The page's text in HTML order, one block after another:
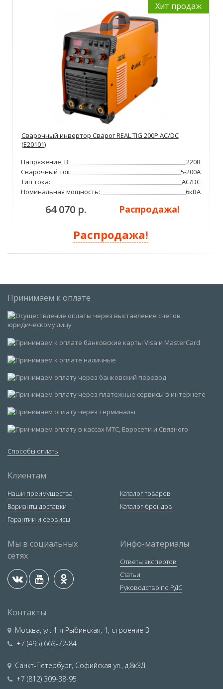
Хит продаж
Сварочный инвертор Сварог REAL TIG 200P AC/DC
(E20101)
Напряжение, В:
220В
Сварочный ток:
5-200А
Тип тока:
AC/DC
Номинальная мощность:
6кВА
64 070 р. Распродажа!
Распродажа!
Принимаем к оплате
Способы оплаты
Клиентам
Наши преимущества
Варианты доставки
Гарантии и сервисы
Каталог товаров
Каталог брендов
Мы в социальных
сетях
Инфо-материалы
Ответы экспертов
Статьи
Руководство по РДС
Контакты
Москва, ул. 1-я Рыбинская, 1, строение 3
+7 (495) 663-72-84
Санкт-Петербург, Софийская ул., д.8к3Д
+7 (812) 309-38-95